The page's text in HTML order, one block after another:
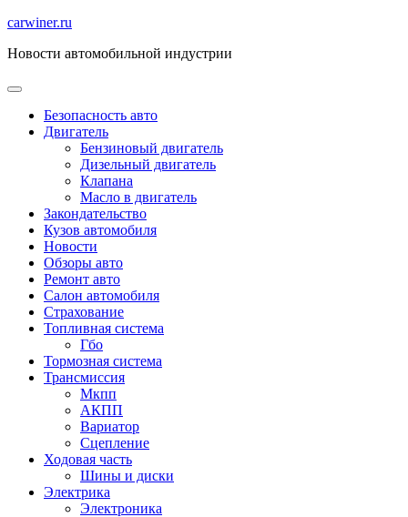
Перейти
содержимому
carwiner.ru
Новости автомобильной индустрии
Безопасность авто
Двигатель
Бензиновый двигатель
Дизельный двигатель
Клапана
Масло в двигатель
Закондательство
Кузов автомобиля
Новости
Обзоры авто
Ремонт авто
Салон автомобиля
Страхование
Топливная система
Гбо
Тормозная система
Трансмиссия
Мкпп
АКПП
Вариатор
Сцепление
Ходовая часть
Шины и диски
Электрика
Электроника